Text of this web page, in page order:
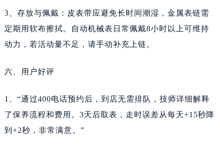
西藏自治区日喀则市桑珠孜区上海中路天梭售后服务中心（需提前预约）
西藏自治区山南市乃东区湖北大道天梭售后服务中心（需提前预约）
云南省迪庆藏族自治州香格里拉市长征大道天梭售后服务中心（需提前预约）
云南省红河哈尼族彝族自治州蒙自市天马路天梭售后服务中心（需提前预约）
3、存放与佩戴：皮表带应避免长时间潮湿，金属表链需
定期用软布擦拭。自动机械表日常佩戴8小时以上可维持
动力，若活动量不足，请手动补充上链。
六、用户好评
1、“通过400电话预约后，到店无需排队，技师详细解释
了保养流程和费用。3天后取表，走时误差从每天+15秒降
到+2秒，非常满意。”